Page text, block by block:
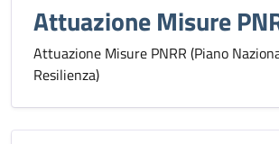
Attuazione Misure
Attuazione Misure PNRR (Piano
Resilienza)